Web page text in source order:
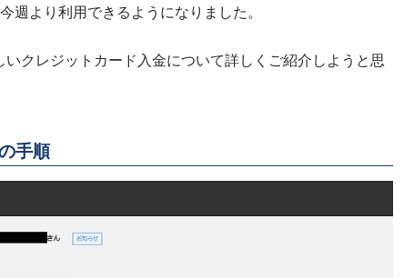
週より利用できるようになりました。
いクレジットカード入金について詳しくご紹介しようと思
手順